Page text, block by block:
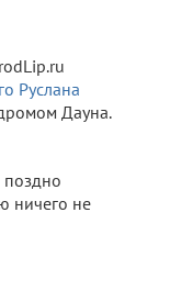
Руслана
Дауна.
ничего не